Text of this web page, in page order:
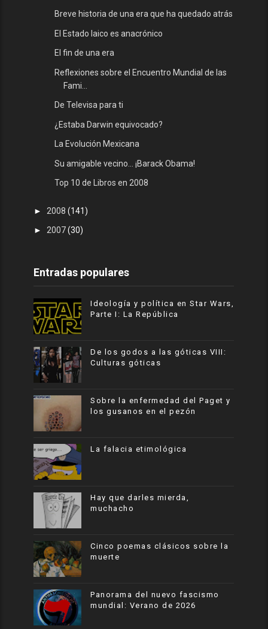
Breve historia de una era que ha quedado atrás
El Estado laico es anacrónico
El fin de una era
Reflexiones sobre el Encuentro Mundial de las
Fami...
De Televisa para ti
¿Estaba Darwin equivocado?
La Evolución Mexicana
Su amigable vecino... ¡Barack Obama!
Top 10 de Libros en 2008
► 2008(141)
► 2007(30)
Entradas populares
Ideología y política en Star Wars,
Parte I: La República
De los godos a las góticas VIII:
Culturas góticas
Sobre la enfermedad del Paget y
los gusanos en el pezón
La falacia etimológica
Hay que darles mierda,
muchacho
Cinco poemas clásicos sobre la
muerte
Panorama del nuevo fascismo
mundial: Verano de 2026